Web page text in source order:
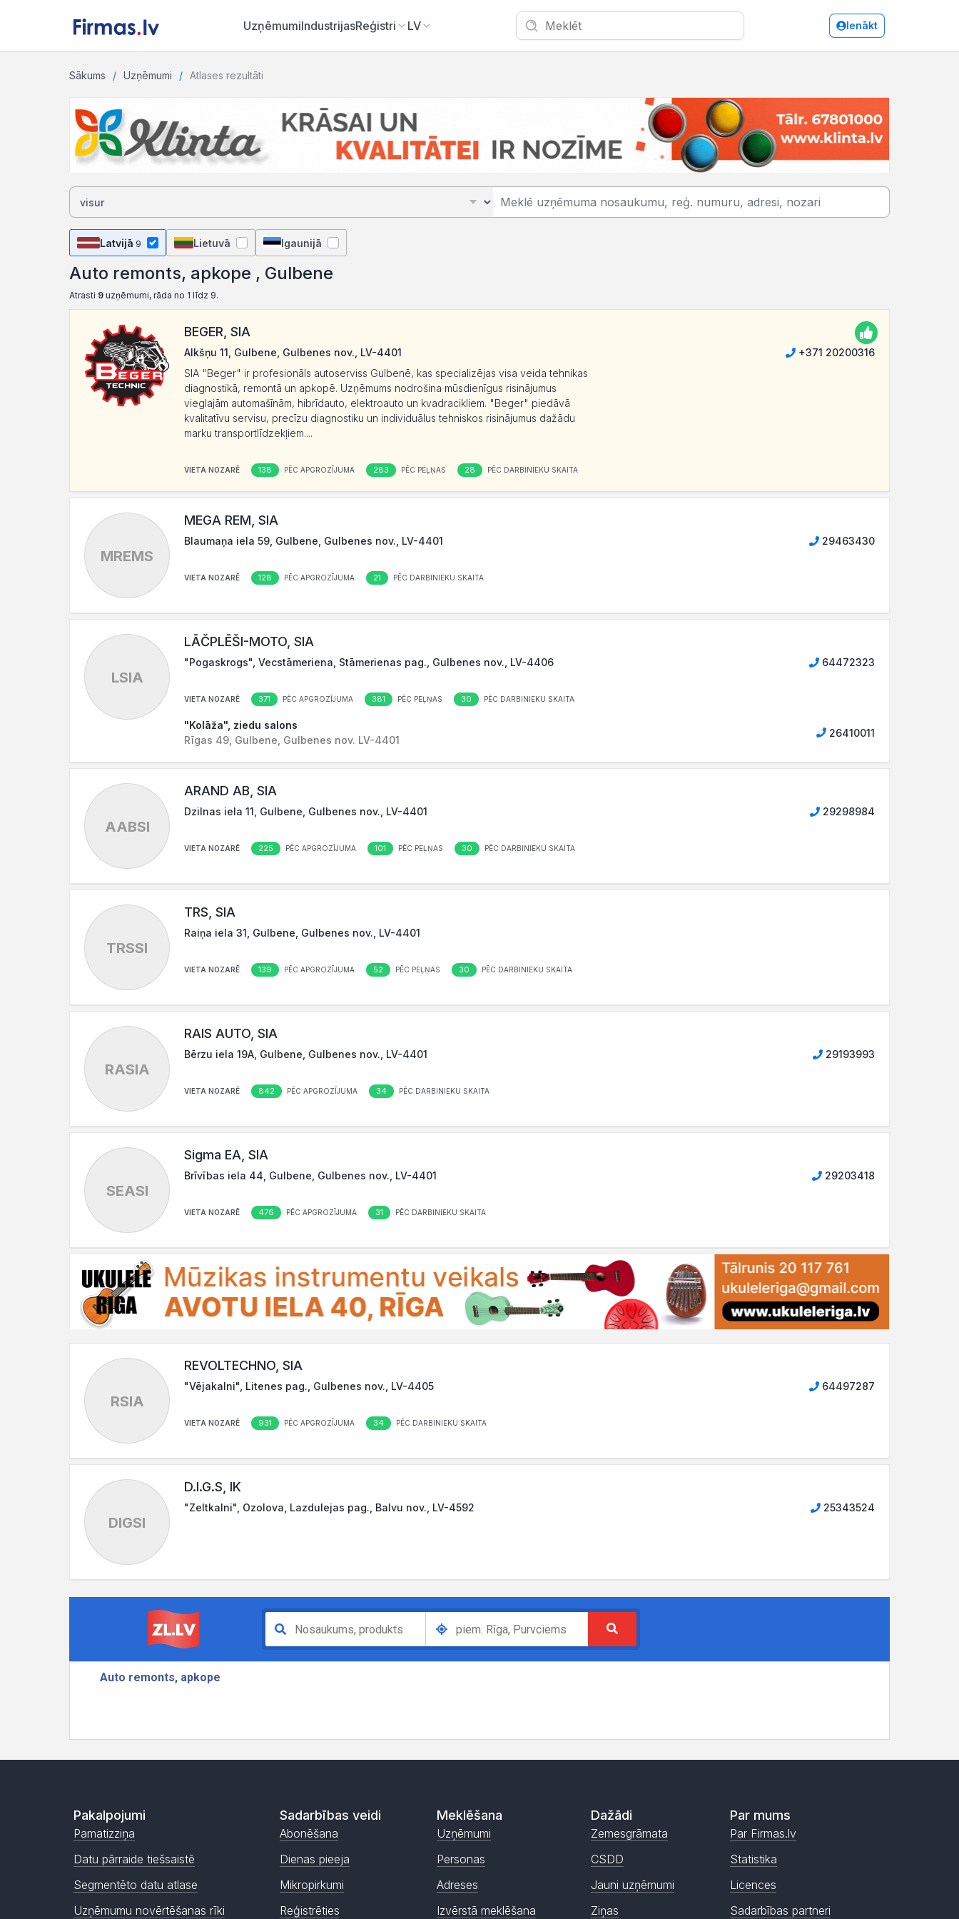
UzņēmumiIndustrijasReģistri LV Ienākt
Sākums Uzņēmumi Atlases rezultāti
Gulbene/Auto remonts, apkope
Latvijā 9 Lietuvā Igaunijā
Auto remonts, apkope , Gulbene
Atrasti 9 uzņēmumi, rāda no 1 līdz 9.
BEGER, SIA
Alkšņu 11, Gulbene, Gulbenes nov., LV-4401
+371 20200316
SIA "Beger" ir profesionāls autoserviss Gulbenē, kas specializējas visa veida tehnikas
diagnostikā, remontā un apkopē. Uzņēmums nodrošina mūsdienīgus risinājumus
vieglajām automašīnām, hibrīdauto, elektroauto un kvadracikliem. "Beger" piedāvā
kvalitatīvu servisu, precīzu diagnostiku un individuālus tehniskos risinājumus dažādu
marku transportlīdzekļiem....
VIETA NOZARĒ 138 PĒC APGROZĪJUMA 283 PĒC PEĻŅAS 28 PĒC DARBINIEKU SKAITA
MREMS
MEGA REM, SIA
Blaumaņa iela 59, Gulbene, Gulbenes nov., LV-4401 29463430
VIETA NOZARĒ 128 PĒC APGROZĪJUMA 21 PĒC DARBINIEKU SKAITA
LSIA
LĀČPLĒŠI-MOTO, SIA
"Pogaskrogs", Vecstāmeriena, Stāmerienas pag., Gulbenes nov., LV-4406 64472323
VIETA NOZARĒ 371 PĒC APGROZĪJUMA 381 PĒC PEĻŅAS 30 PĒC DARBINIEKU SKAITA
"Kolāža", ziedu salons
Rīgas 49, Gulbene, Gulbenes nov. LV-4401
26410011
AABSI
ARAND AB, SIA
Dzilnas iela 11, Gulbene, Gulbenes nov., LV-4401 29298984
VIETA NOZARĒ 225 PĒC APGROZĪJUMA 101 PĒC PEĻŅAS 30 PĒC DARBINIEKU SKAITA
TRSSI
TRS, SIA
Raiņa iela 31, Gulbene, Gulbenes nov., LV-4401
VIETA NOZARĒ 139 PĒC APGROZĪJUMA 52 PĒC PEĻŅAS 30 PĒC DARBINIEKU SKAITA
RASIA
RAIS AUTO, SIA
Bērzu iela 19A, Gulbene, Gulbenes nov., LV-4401 29193993
VIETA NOZARĒ 842 PĒC APGROZĪJUMA 34 PĒC DARBINIEKU SKAITA
SEASI
Sigma EA, SIA
Brīvības iela 44, Gulbene, Gulbenes nov., LV-4401 29203418
VIETA NOZARĒ 476 PĒC APGROZĪJUMA 31 PĒC DARBINIEKU SKAITA
RSIA
REVOLTECHNO, SIA
"Vējakalni", Litenes pag., Gulbenes nov., LV-4405 64497287
VIETA NOZARĒ 931 PĒC APGROZĪJUMA 34 PĒC DARBINIEKU SKAITA
DIGSI
D.I.G.S, IK
"Zeltkalni", Ozolova, Lazdulejas pag., Balvu nov., LV-4592 25343524
Pakalpojumi
Pamatizziņa
Datu pārraide tiešsaistē
Segmentēto datu atlase
Uzņēmumu novērtēšanas rīki
Sadarbības veidi
Abonēšana
Dienas pieeja
Mikropirkumi
Reģistrēties
Meklēšana
Uzņēmumi
Personas
Adreses
Izvērstā meklēšana
Dažādi
Zemesgrāmata
CSDD
Jauni uzņēmumi
Ziņas
Par mums
Par Firmas.lv
Statistika
Licences
Sadarbības partneri